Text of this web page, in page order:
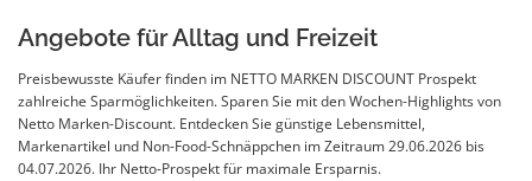
Angebote für Alltag und Freizeit
Preisbewusste Käufer finden im NETTO MARKEN DISCOUNT Prospekt
zahlreiche Sparmöglichkeiten. Sparen Sie mit den Wochen-Highlights von
Netto Marken-Discount. Entdecken Sie günstige Lebensmittel,
Markenartikel und Non-Food-Schnäppchen im Zeitraum 29.06.2026 bis
04.07.2026. Ihr Netto-Prospekt für maximale Ersparnis.